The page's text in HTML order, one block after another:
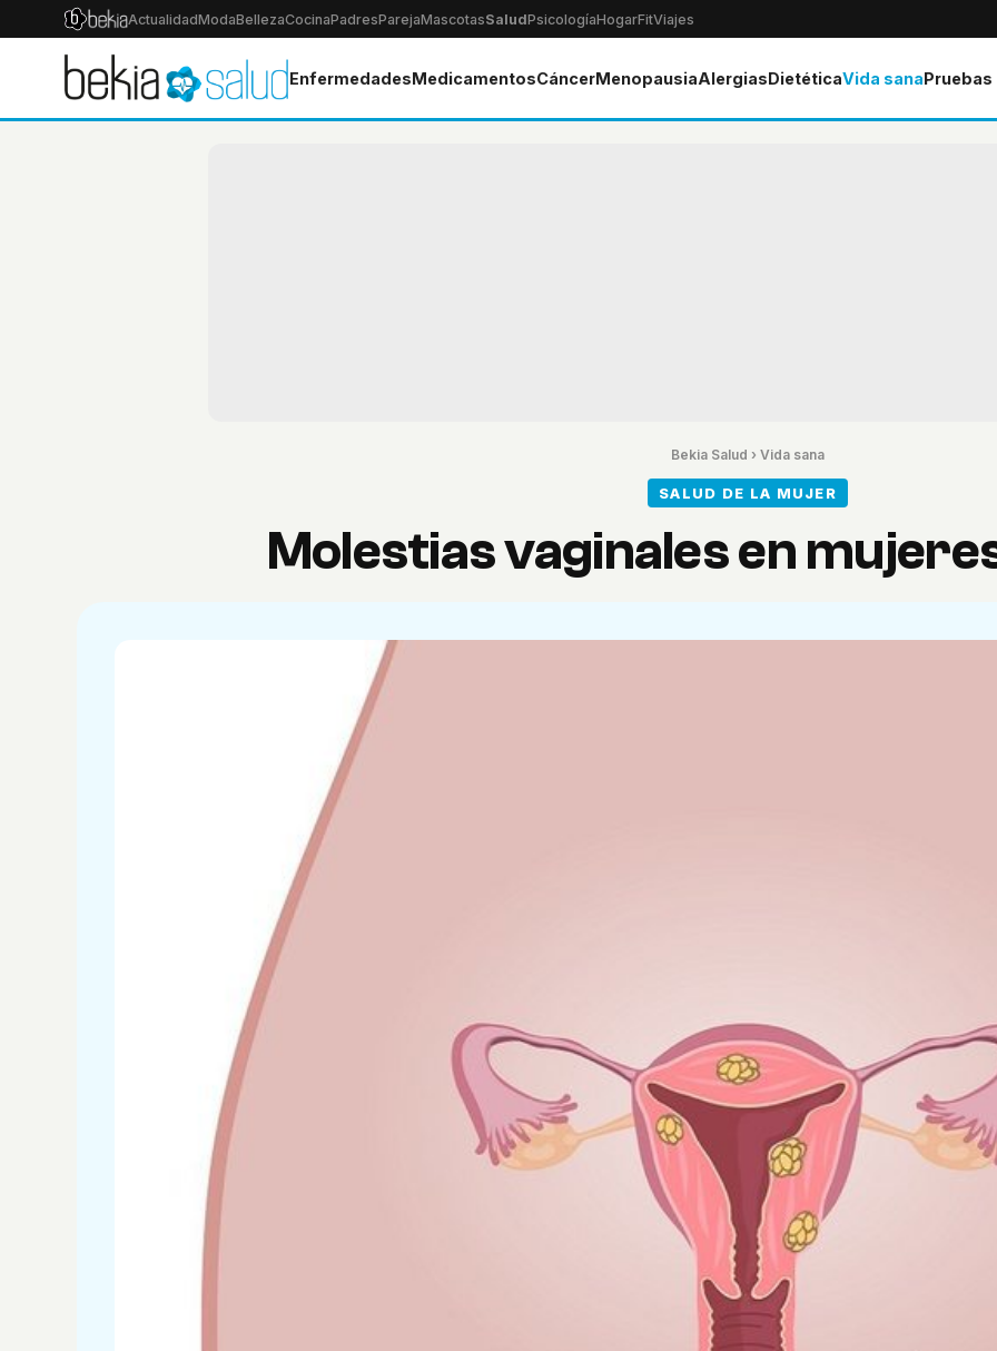
ActualidadModaBellezaCocinaPadresParejaMascotasSaludPsicologíaHogarFitViajes
EnfermedadesMedicamentosCáncerMenopausiaAlergiasDietéticaVida sana
Bekia Salud › Vida sana
SALUD DE LA MUJER
Molestias vaginales en